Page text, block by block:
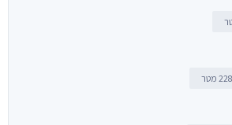
228 מטר